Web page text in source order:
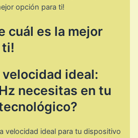
opción para ti!
cuál es la mejor
ti!
ideal:
necesitas en tu
velocidad ideal para tu dispositivo